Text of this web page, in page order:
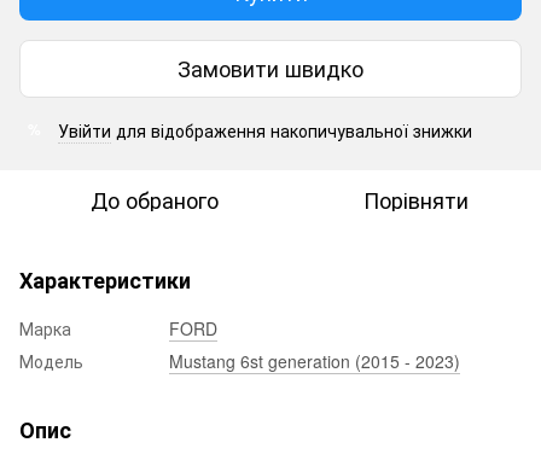
Замовити швидко
Увійти для відображення накопичувальної знижки
До обраного Порівняти
Характеристики
Марка
FORD
Модель
Mustang 6st generation (2015 - 2023)
Опис